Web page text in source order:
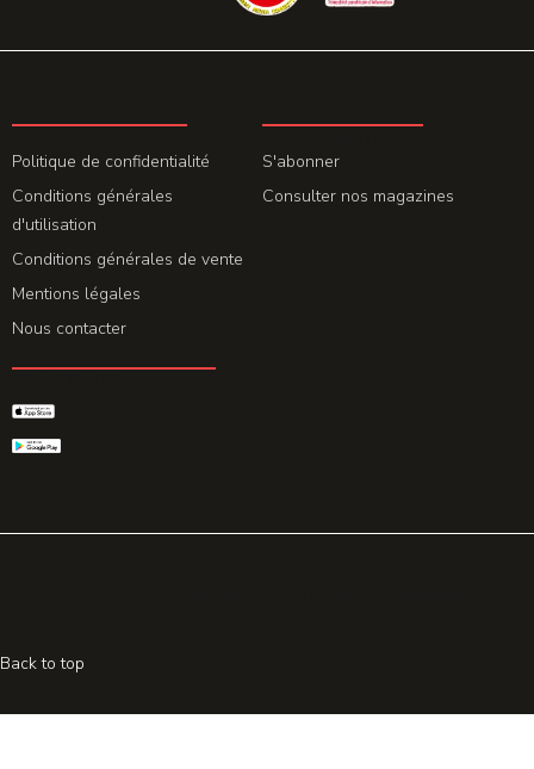
Politique de confidentialité
Conditions générales
d'utilisation
Conditions générales de vente
Mentions légales
Nous contacter
S'abonner
Consulter nos magazines
Back to top